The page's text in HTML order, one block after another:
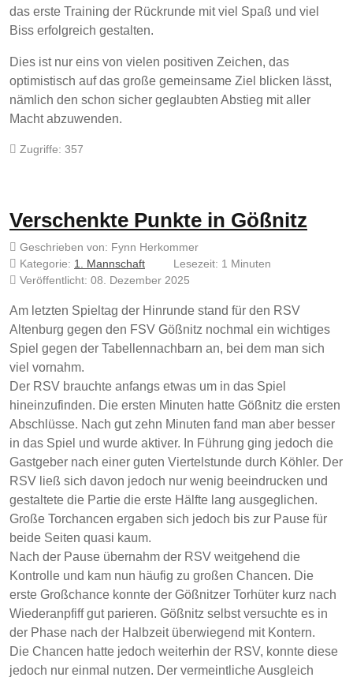
das erste Training der Rückrunde mit viel Spaß und viel
Biss erfolgreich gestalten.
Dies ist nur eins von vielen positiven Zeichen, das
optimistisch auf das große gemeinsame Ziel blicken lässt,
nämlich den schon sicher geglaubten Abstieg mit aller
Macht abzuwenden.
Zugriffe: 357
Verschenkte Punkte in Gößnitz
Geschrieben von: Fynn Herkommer
Kategorie: 1. Mannschaft
Lesezeit: 1 Minuten
Veröffentlicht: 08. Dezember 2025
Am letzten Spieltag der Hinrunde stand für den RSV
Altenburg gegen den FSV Gößnitz nochmal ein wichtiges
Spiel gegen der Tabellennachbarn an, bei dem man sich
viel vornahm.
Der RSV brauchte anfangs etwas um in das Spiel
hineinzufinden. Die ersten Minuten hatte Gößnitz die ersten
Abschlüsse. Nach gut zehn Minuten fand man aber besser
in das Spiel und wurde aktiver. In Führung ging jedoch die
Gastgeber nach einer guten Viertelstunde durch Köhler. Der
RSV ließ sich davon jedoch nur wenig beeindrucken und
gestaltete die Partie die erste Hälfte lang ausgeglichen.
Große Torchancen ergaben sich jedoch bis zur Pause für
beide Seiten quasi kaum.
Nach der Pause übernahm der RSV weitgehend die
Kontrolle und kam nun häufig zu großen Chancen. Die
erste Großchance konnte der Gößnitzer Torhüter kurz nach
Wiederanpfiff gut parieren. Gößnitz selbst versuchte es in
der Phase nach der Halbzeit überwiegend mit Kontern.
Die Chancen hatte jedoch weiterhin der RSV, konnte diese
jedoch nur einmal nutzen. Der vermeintliche Ausgleich